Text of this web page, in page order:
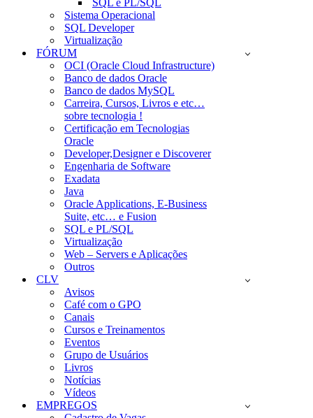
SQL e PL/SQL
Sistema Operacional
SQL Developer
Virtualização
FÓRUM
OCI (Oracle Cloud Infrastructure)
Banco de dados Oracle
Banco de dados MySQL
Carreira, Cursos, Livros e etc…
sobre tecnologia !
Certificação em Tecnologias
Oracle
Developer,Designer e Discoverer
Engenharia de Software
Exadata
Java
Oracle Applications, E-Business
Suite, etc… e Fusion
SQL e PL/SQL
Virtualização
Web – Servers e Aplicações
Outros
CLV
Avisos
Café com o GPO
Canais
Cursos e Treinamentos
Eventos
Grupo de Usuários
Livros
Notícias
Vídeos
EMPREGOS